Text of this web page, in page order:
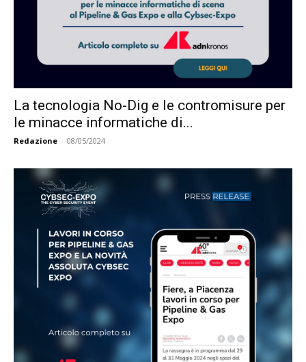
La tecnologia No-Dig e le contromisure per
le minacce informatiche di...
Redazione - 08/05/2024